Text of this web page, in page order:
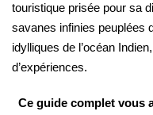
touristique prisée pour sa
savanes infinies peuplées
idylliques de l’océan
d’expériences.
Ce guide complet vous